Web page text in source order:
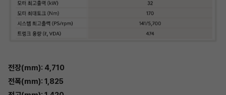
전장(mm): 4,710
전폭(mm): 1,825